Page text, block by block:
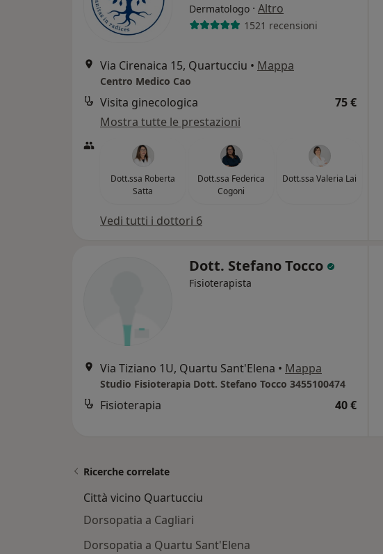
Dermatologo · Altro
1521 recensioni
Via Cirenaica 15, Quartucciu • Mappa
Centro Medico Cao
Visita ginecologica
75 €
Mostra tutte le prestazioni
Dott.ssa Roberta
Satta
Dott.ssa Federica
Cogoni
Dott.ssa Valeria Lai
Vedi tutti i dottori 6
Dott. Stefano Tocco
Fisioterapista
Via Tiziano 1U, Quartu Sant'Elena • Mappa
Studio Fisioterapia Dott. Stefano Tocco 3455100474
Fisioterapia 40 €
Ricerche correlate
Città vicino Quartucciu
Dorsopatia a Cagliari
Dorsopatia a Quartu Sant'Elena